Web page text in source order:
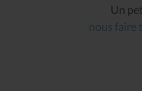
Un
nous faire